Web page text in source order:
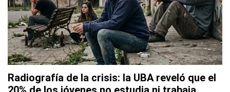
Radiografía de la crisis: la UBA reveló que el